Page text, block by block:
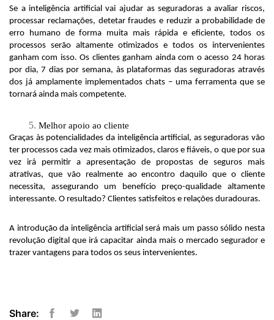
Se a inteligência artificial vai ajudar as seguradoras a avaliar riscos,
processar reclamações, detetar fraudes e reduzir a probabilidade de
erro humano de forma muita mais rápida e eficiente, todos os
processos serão altamente otimizados e todos os intervenientes
ganham com isso. Os clientes ganham ainda com o acesso 24 horas
por dia, 7 dias por semana, às plataformas das seguradoras através
dos já amplamente implementados chats – uma ferramenta que se
tornará ainda mais competente.
Melhor apoio ao cliente
Graças às potencialidades da inteligência artificial, as seguradoras vão
ter processos cada vez mais otimizados, claros e fiáveis, o que por sua
vez irá permitir a apresentação de propostas de seguros mais
atrativas, que vão realmente ao encontro daquilo que o cliente
necessita, assegurando um benefício preço-qualidade altamente
interessante. O resultado? Clientes satisfeitos e relações duradouras.
A introdução da inteligência artificial será mais um passo sólido nesta
revolução digital que irá capacitar ainda mais o mercado segurador e
trazer vantagens para todos os seus intervenientes.
Share: